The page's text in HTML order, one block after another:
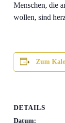
Menschen, die
wollen, sind
Zum
DETAILS
Datum: